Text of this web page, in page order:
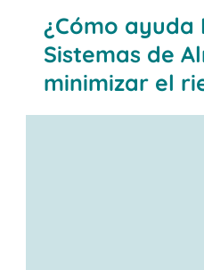
¿Cómo ayuda
Sistemas de
minimizar el